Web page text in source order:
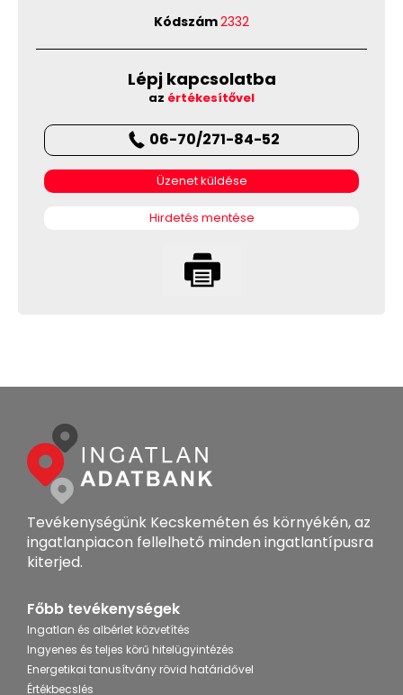
Kódszám2332
Lépj kapcsolatba
az értékesítővel
06-70/271-84-52
Üzenet küldése
Hirdetés mentése
Tevékenységünk Kecskeméten és környékén, az
ingatlanpiacon fellelhető minden ingatlantípusra
kiterjed.
Főbb tevékenységek
Ingatlan és albérlet közvetítés
Ingyenes és teljes körű hitelügyintézés
Energetikai tanusítvány rövid határidővel
Értékbecslés